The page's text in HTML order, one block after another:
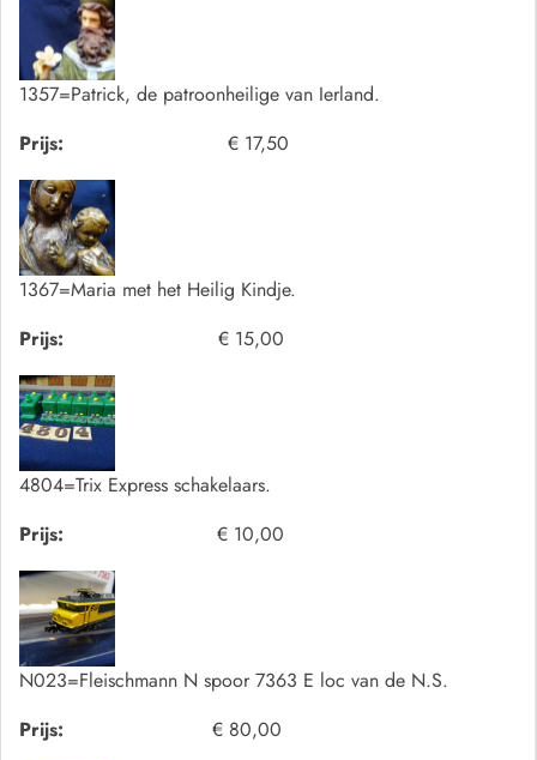
1357=Patrick, de patroonheilige van Ierland.
Prijs:
€ 17,50
1367=Maria met het Heilig Kindje.
Prijs:
€ 15,00
4804=Trix Express schakelaars.
Prijs:
€ 10,00
N023=Fleischmann N spoor 7363 E loc van de N.S.
Prijs:
€ 80,00